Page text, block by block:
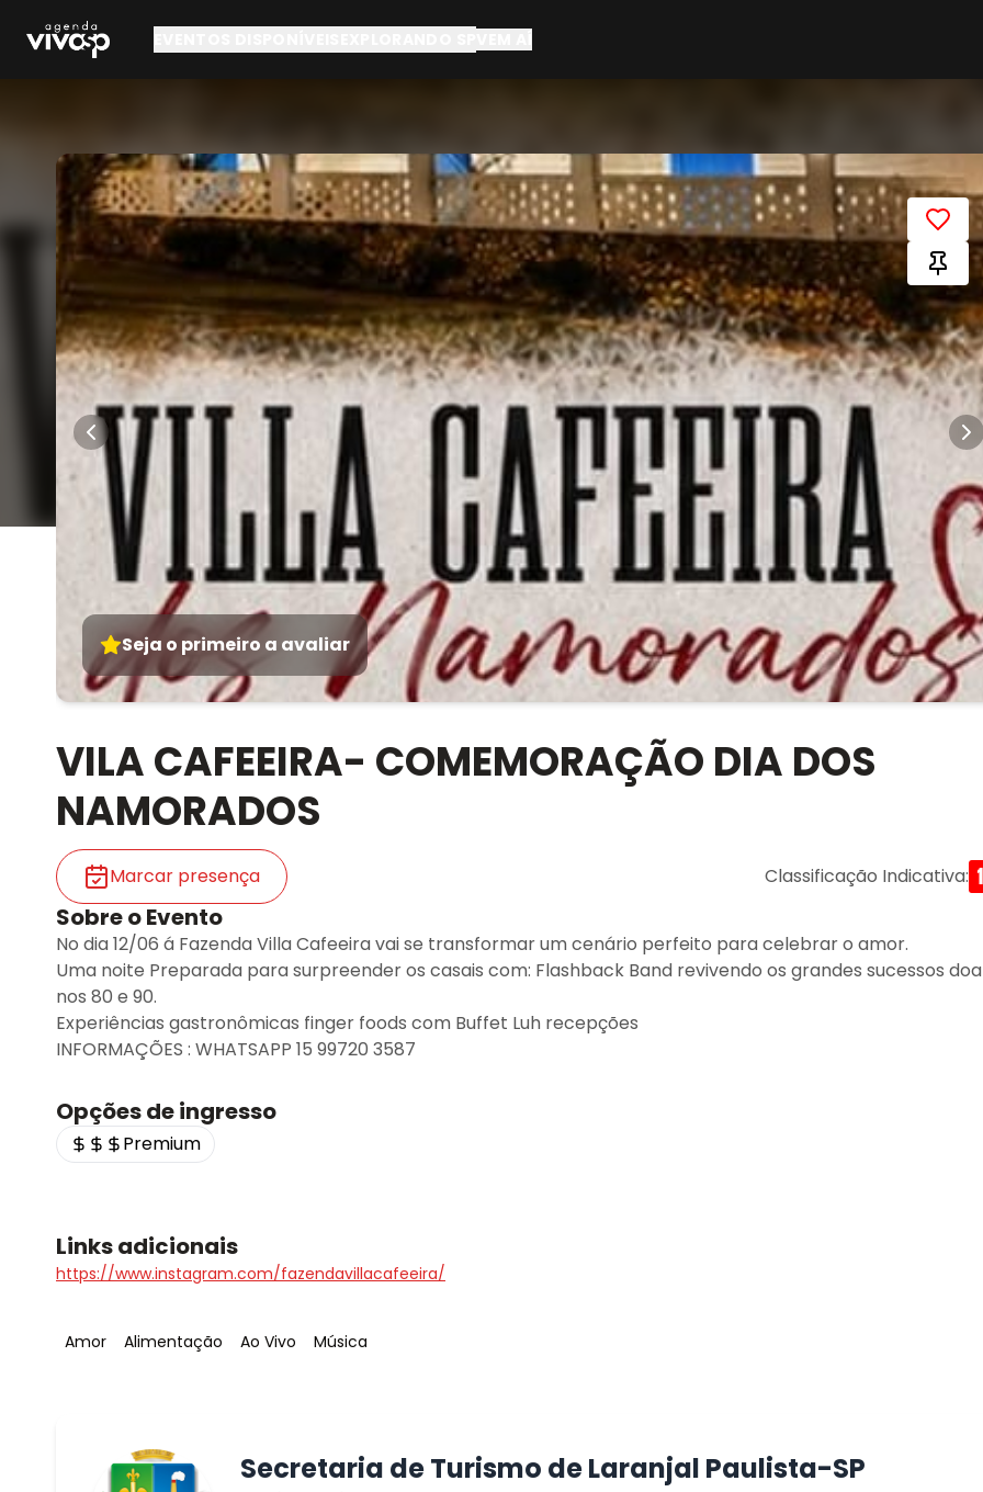
Seja o primeiro a avaliar
VILA CAFEEIRA- COMEMORAÇÃO DIA DOS
NAMORADOS
Marcar presença Classificação Indicativa:
Sobre o Evento
No dia 12/06 á Fazenda Villa Cafeeira vai se transformar um cenário perfeito para celebrar o amor.
Uma noite Preparada para surpreender os casais com: Flashback Band revivendo os grandes sucessos doa
nos 80 e 90.
Experiências gastronômicas finger foods com Buffet Luh recepções
INFORMAÇÕES : WHATSAPP 15 99720 3587
Opções de ingresso
Premium
Links adicionais
https://www.instagram.com/fazendavillacafeeira/
Tag:
Amor Tag:
Alimentação Tag:
Ao Vivo Tag:
Música
Secretaria de Turismo de Laranjal Paulista-SP